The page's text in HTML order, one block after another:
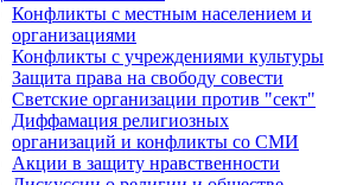
Конфликты с местным населением и
организациями
Конфликты с учреждениями культуры
Защита права на свободу совести
Светские организации против "сект"
Диффамация религиозных
организаций и конфликты со СМИ
Акции в защиту нравственности